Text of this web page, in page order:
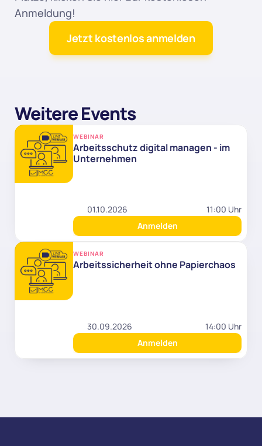
Anmeldung!
Jetzt kostenlos anmelden
Weitere Events
WEBINAR
Arbeitsschutz digital managen - im
Unternehmen
01.10.2026
11:00 Uhr
Anmelden
WEBINAR
Arbeitssicherheit ohne Papierchaos
30.09.2026
14:00 Uhr
Anmelden